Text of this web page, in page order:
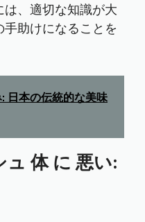
、適切な知識が大
助けになることを
日本の伝統的な美味
体 に 悪い: